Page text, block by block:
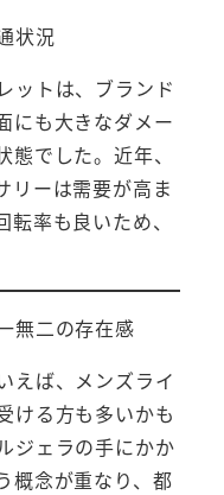
状況
ットは、ブランド
にも大きなダメー
でした。近年、
リーは需要が高ま
率も良いため、
無二の存在感
えば、メンズライ
ける方も多いかも
ジェラの手にかか
概念が重なり、都